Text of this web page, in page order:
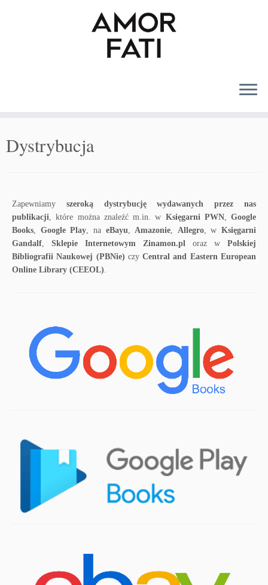
Dystrybucja
Zapewniamy szeroką dystrybucję wydawanych przez nas
publikacji, które można znaleźć m.in. w Księgarni PWN, Google
Books, Google Play, na eBayu,Amazonie, Allegro, w Księgarni
Gandalf, Sklepie Internetowym Zinamon.pl oraz w Polskiej
Bibliografii Naukowej (PBNie) czyCentral and Eastern European
Online Library (CEEOL).